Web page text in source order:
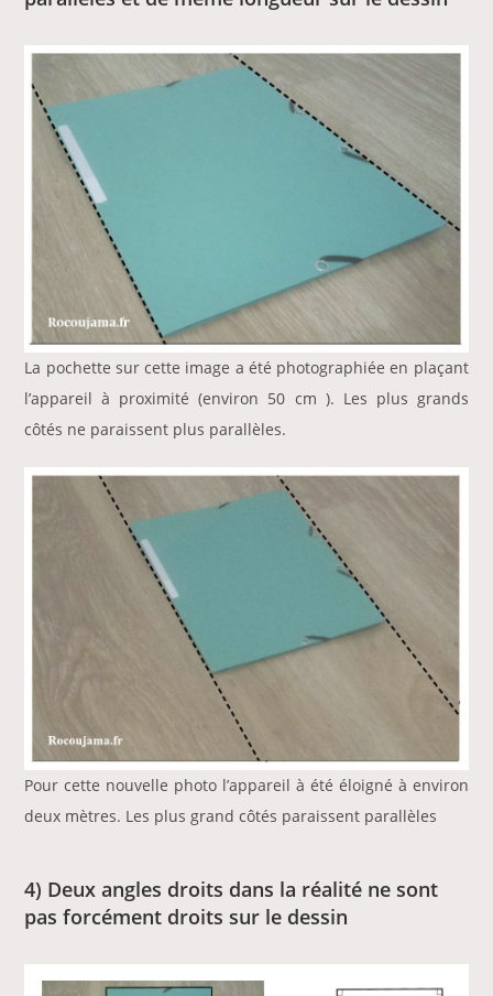
La pochette sur cette image a été photographiée en plaçant
l’appareil à proximité (environ 50 cm ). Les plus grands
côtés ne paraissent plus parallèles.
Pour cette nouvelle photo l’appareil à été éloigné à environ
deux mètres. Les plus grand côtés paraissent parallèles
4) Deux angles droits dans la réalité ne sont
pas forcément droits sur le dessin